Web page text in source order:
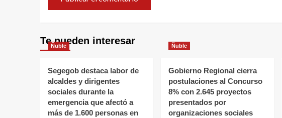
Te pueden interesar
Ñuble
Segegob destaca labor de
alcaldes y dirigentes
sociales durante la
emergencia que afectó a
más de 1.600 personas en
Ñuble
Gobierno Regional cierra
postulaciones al Concurso
8% con 2.645 proyectos
presentados por
organizaciones sociales